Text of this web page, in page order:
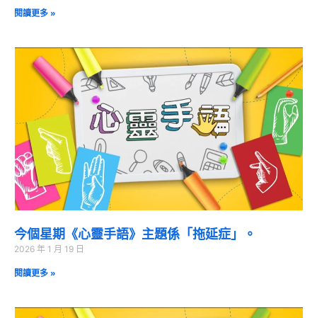
閱讀更多 »
今個星期《心靈手語》主題係「拖延症」。
2026 年 1 月 19 日
閱讀更多 »